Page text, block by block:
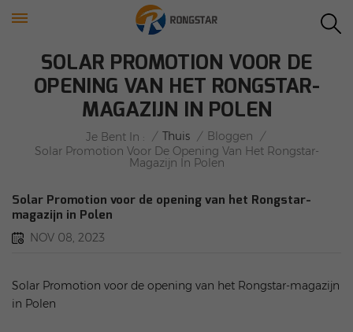
SOLAR PROMOTION VOOR DE
OPENING VAN HET RONGSTAR-
MAGAZIJN IN POLEN
Je Bent In : / Thuis / Bloggen
/
Solar Promotion Voor De Opening Van Het Rongstar-
Magazijn In Polen
Solar Promotion voor de opening van het Rongstar-
magazijn in Polen
NOV 08, 2023
Solar Promotion voor de opening van het Rongstar-magazijn
in Polen